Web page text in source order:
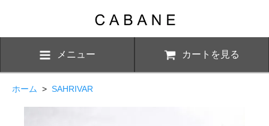
メニュー カートを見る
ホーム > SAHRIVAR